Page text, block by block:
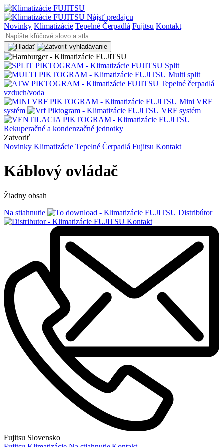
Nájsť predajcu
Novinky Klimatizácie Tepelné Čerpadlá Fujitsu Kontakt
Split
Multi split
Tepelné čerpadlá
vzduch/voda
Mini VRF
systém
VRF systém
Rekuperačné a kondenzačné jednotky
Zatvoriť
Novinky Klimatizácie Tepelné Čerpadlá Fujitsu Kontakt
Káblový ovládač
Žiadny obsah
Na stiahnutie
Distribútor
Kontakt
Fujitsu Slovensko